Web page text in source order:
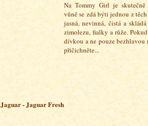
Na Tommy Girl je skutečně
vůně se zdá býti jednou z
jasná, nevinná, čistá a
zimolezu, fialky a růže.
dívkou a ne pouze
přičichněte...
Jaguar - Jaguar Fresh